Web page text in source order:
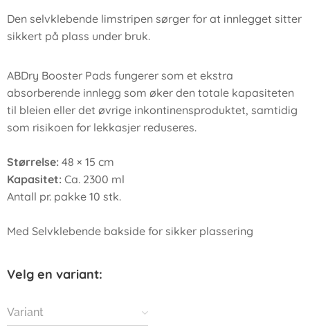
Den selvklebende limstripen sørger for at innlegget sitter
sikkert på plass under bruk.
ABDry Booster Pads fungerer som et ekstra
absorberende innlegg som øker den totale kapasiteten
til bleien eller det øvrige inkontinensproduktet, samtidig
som risikoen for lekkasjer reduseres.
Størrelse: 48 × 15 cm
Kapasitet: Ca. 2300 ml
Antall pr. pakke 10 stk.
Med Selvklebende bakside for sikker plassering
Velg en variant:
Variant